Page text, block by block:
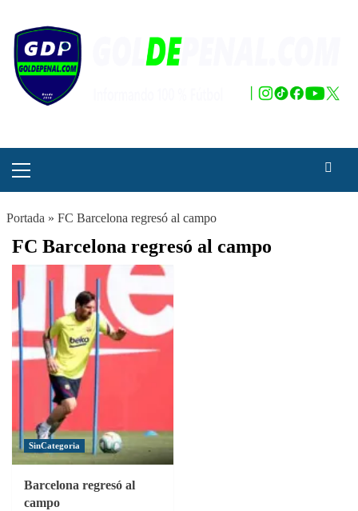
contenido
principal
Portada » FC Barcelona regresó al campo
FC Barcelona regresó al campo
SinCategoria
Barcelona regresó al
campo